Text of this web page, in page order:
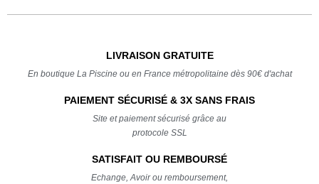
LIVRAISON GRATUITE
En boutique La Piscine ou en France métropolitaine dès 90€ d'achat
PAIEMENT SÉCURISÉ & 3X SANS FRAIS
Site et paiement sécurisé grâce au
protocole SSL
SATISFAIT OU REMBOURSÉ
Echange, Avoir ou remboursement,